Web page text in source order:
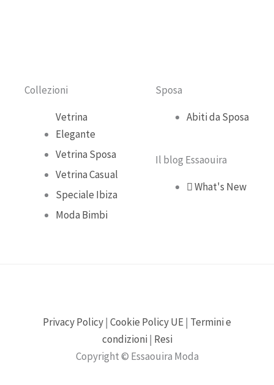
o
a
m
e
Collezioni
Vetrina
Elegante
Vetrina Sposa
Vetrina Casual
Speciale Ibiza
Moda Bimbi
Sposa
Abiti da Sposa
Il blog Essaouira
What's New
Privacy Policy| Cookie Policy UE| Termini e
condizioni | Resi
Copyright © Essaouira Moda